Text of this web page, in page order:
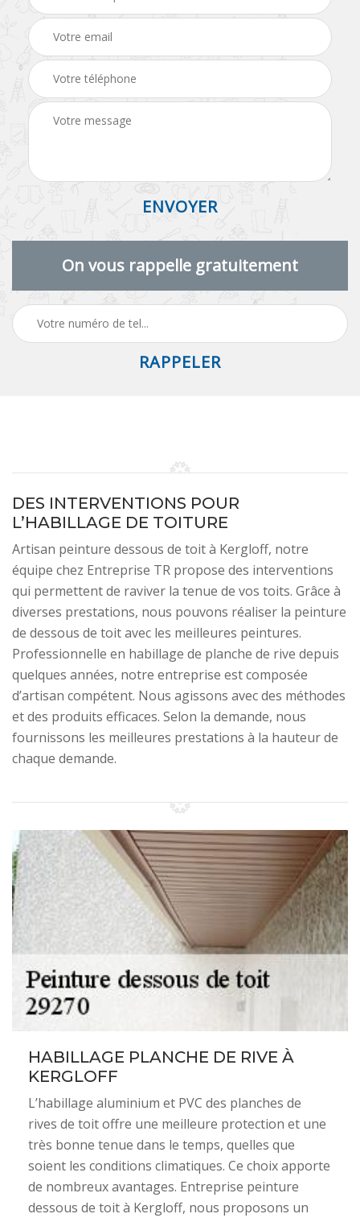
On vous rappelle gratuitement
DES INTERVENTIONS POUR
L’HABILLAGE DE TOITURE
Artisan peinture dessous de toit à Kergloff, notre
équipe chez Entreprise TR propose des interventions
qui permettent de raviver la tenue de vos toits. Grâce à
diverses prestations, nous pouvons réaliser la peinture
de dessous de toit avec les meilleures peintures.
Professionnelle en habillage de planche de rive depuis
quelques années, notre entreprise est composée
d’artisan compétent. Nous agissons avec des méthodes
et des produits efficaces. Selon la demande, nous
fournissons les meilleures prestations à la hauteur de
chaque demande.
HABILLAGE PLANCHE DE RIVE À
KERGLOFF
L’habillage aluminium et PVC des planches de
rives de toit offre une meilleure protection et une
très bonne tenue dans le temps, quelles que
soient les conditions climatiques. Ce choix apporte
de nombreux avantages. Entreprise peinture
dessous de toit à Kergloff, nous proposons un